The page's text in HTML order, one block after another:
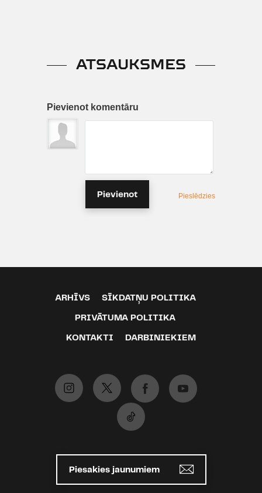
ATSAUKSMES
Pievienot komentāru
Pievienot Pieslēdzies
ARHĪVS SĪKDATŅU POLITIKA
PRIVĀTUMA POLITIKA
KONTAKTI DARBINIEKIEM
Piesakies jaunumiem